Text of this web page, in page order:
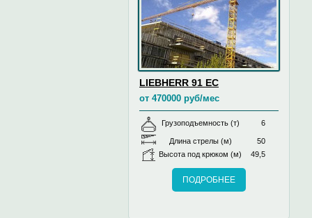
LIEBHERR 91 EC
от 470000 руб/мес
Грузоподъемность (т) 6
Длина стрелы (м)
50
Высота под крюком (м)
49,5
ПОДРОБНЕЕ